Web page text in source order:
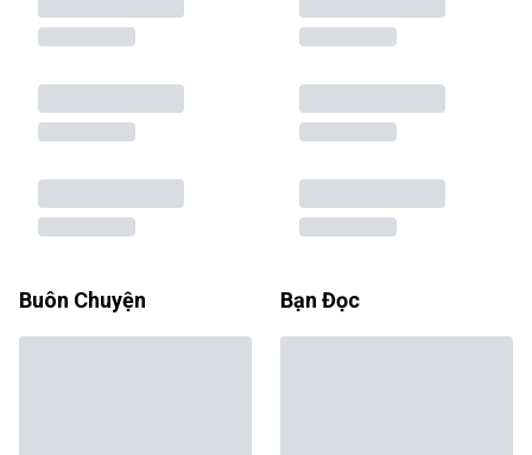
Buôn Chuyện Bạn Đọc